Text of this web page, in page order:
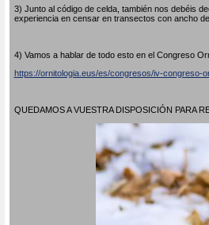
3) Junto al código de celda, también nos debéis
experiencia en censar en transectos con ancho
4) Vamos a hablar de todo esto en el Congreso
https://ornitologia.eus/es/congresos/iv-congreso-
QUEDAMOS A VUESTRA DISPOSICIÓN PARA